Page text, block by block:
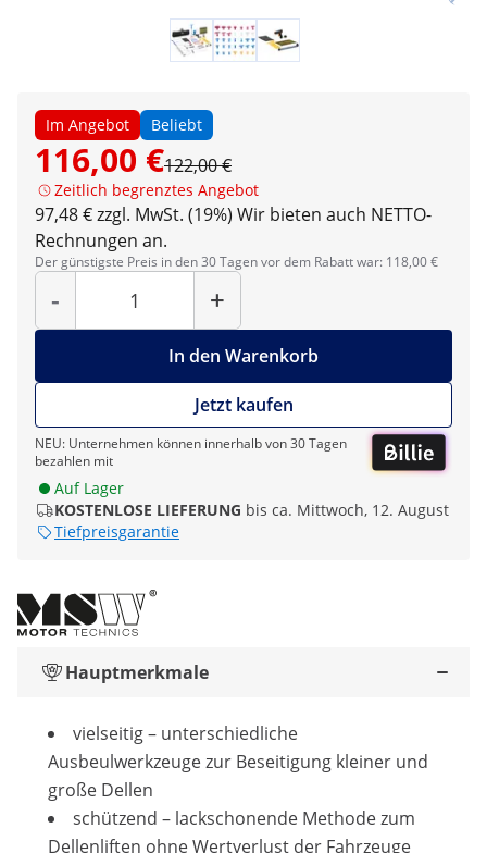
Im Angebot Beliebt
116,00 €122,00 €
Zeitlich begrenztes Angebot
97,48 € zzgl. MwSt. (19%) Wir bieten auch NETTO-
Rechnungen an.
Der günstigste Preis in den 30 Tagen vor dem Rabatt war: 118,00 €
-
Menge
+
In den Warenkorb
Jetzt kaufen
NEU: Unternehmen können innerhalb von 30 Tagen
bezahlen mit
Auf Lager
KOSTENLOSE LIEFERUNG bis ca. Mittwoch, 12. August
Tiefpreisgarantie
Hauptmerkmale
vielseitig – unterschiedliche
Ausbeulwerkzeuge zur Beseitigung kleiner und
große Dellen
schützend – lackschonende Methode zum
Dellenliften ohne Wertverlust der Fahrzeuge